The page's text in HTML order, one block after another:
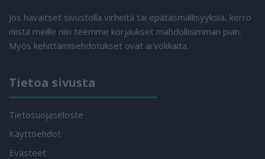
Jos havaitset sivustolla virheitä tai epätäsmällisyyksiä, kerro
niistä meille niin teemme korjaukset mahdollisimman pian.
Myös kehittämisehdotukset ovat arvokkaita.
Tietoa sivusta
Tietosuojaseloste
Käyttöehdot
Evästeet